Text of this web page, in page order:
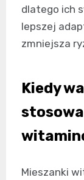
dlatego ich
lepszej
zmniejsza
Kiedy
Mieszanki